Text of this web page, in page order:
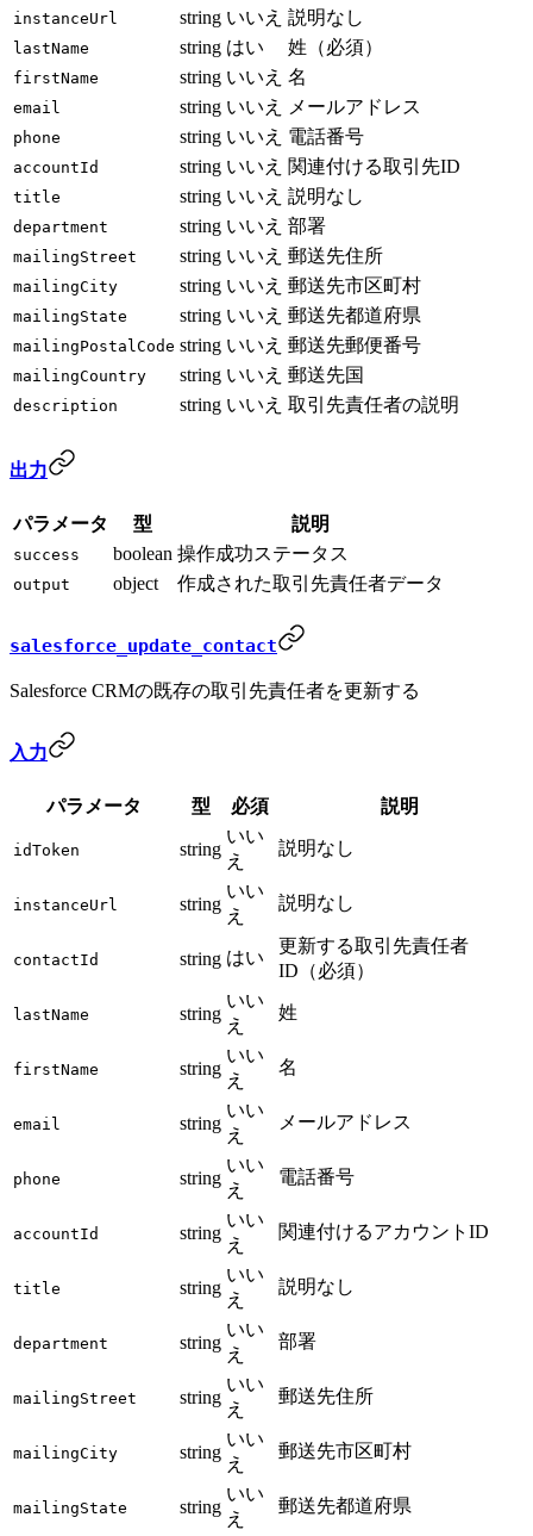
instanceUrl string いいえ 説明なし
lastName string はい 姓（必須）
firstName string いいえ 名
email string いいえ メールアドレス
phone string いいえ 電話番号
accountId string いいえ 関連付ける取引先ID
title string いいえ 説明なし
department string いいえ 部署
mailingStreet string いいえ 郵送先住所
mailingCity string いいえ 郵送先市区町村
mailingState string いいえ 郵送先都道府県
mailingPostalCode string いいえ 郵送先郵便番号
mailingCountry string いいえ 郵送先国
description string いいえ 取引先責任者の説明
出力
パラメータ 型 説明
success boolean 操作成功ステータス
output object 作成された取引先責任者データ
salesforce_update_contact
Salesforce CRMの既存の取引先責任者を更新する
入力
パラメータ 型 必須 説明
idToken string
いい
え
説明なし
instanceUrl string
いい
え
説明なし
contactId string はい
更新する取引先責任者
ID（必須）
lastName string
いい
え
姓
firstName string
いい
え
名
email string
いい
え
メールアドレス
phone string
いい
え
電話番号
accountId string
いい
え
関連付けるアカウントID
title string
いい
え
説明なし
department string
いい
え
部署
mailingStreet string
いい
え
郵送先住所
mailingCity string
いい
え
郵送先市区町村
mailingState string
いい
え
郵送先都道府県